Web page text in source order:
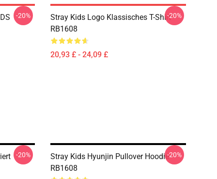
-20%
Stray Kids Logo Klassisches T-Shirt
RB1608
20,93 £ - 24,09 £
-20%
-20%
Stray Kids Hyunjin Pullover Hoodie
RB1608
-20%